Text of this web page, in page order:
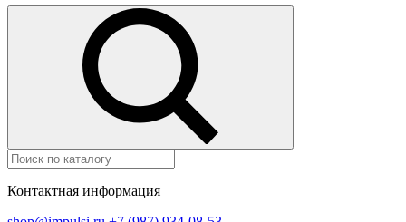
Контактная информация